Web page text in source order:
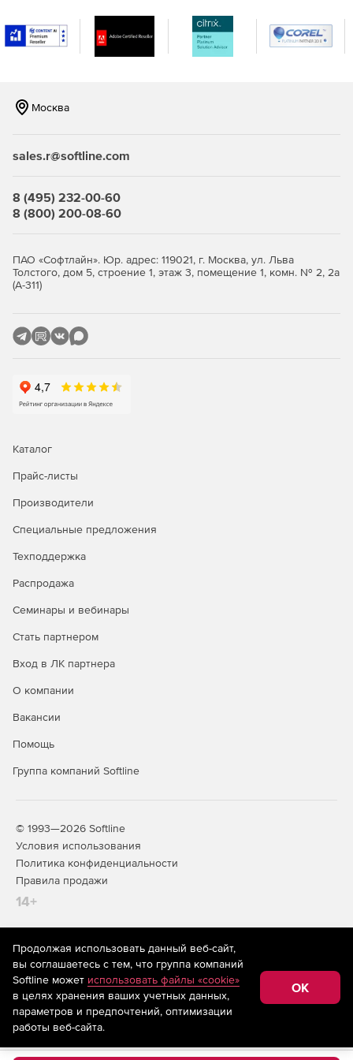
Улучшенные рабочие процессы структурных
аналитических моделей и улучшения устойчивости
для более плавного взаимодействия между
Автоматическая генерация нагрузки в реальном
увеличение емкости файлов в BIMcloud. Технология
для точного анализа жизненного цикла и отчетов об
устойчивом развитии.
Москва
sales.r@softline.com
8 (495) 232-00-60
8 (800) 200-08-60
ПАО «Софтлайн». Юр. адрес: 119021, г. Москва, ул. Льва
Толстого, дом 5, строение 1, этаж 3, помещение 1, комн. № 2, 2а
(А-311)
Каталог
Прайс-листы
Производители
Специальные предложения
Техподдержка
Распродажа
Семинары и вебинары
Стать партнером
Вход в ЛК партнера
О компании
Вакансии
Помощь
Группа компаний Softline
© 1993—2026 Softline
Условия использования
Политика конфиденциальности
Правила продажи
14+
На информационном ресурсе store.softline.ru применяются
рекомендательные технологии(информационные технологии
предоставления информации на основе сбора,
систематизации и анализа сведений, относящихся к
предпочтениям пользователей сети «Интернет»,
находящихся на территории Российской Федерации)
Продолжая использовать данный веб-сайт,
вы соглашаетесь с тем, что группа компаний
Softline может использовать файлы «cookie»
в целях хранения ваших учетных данных,
параметров и предпочтений, оптимизации
работы веб-сайта.
OK